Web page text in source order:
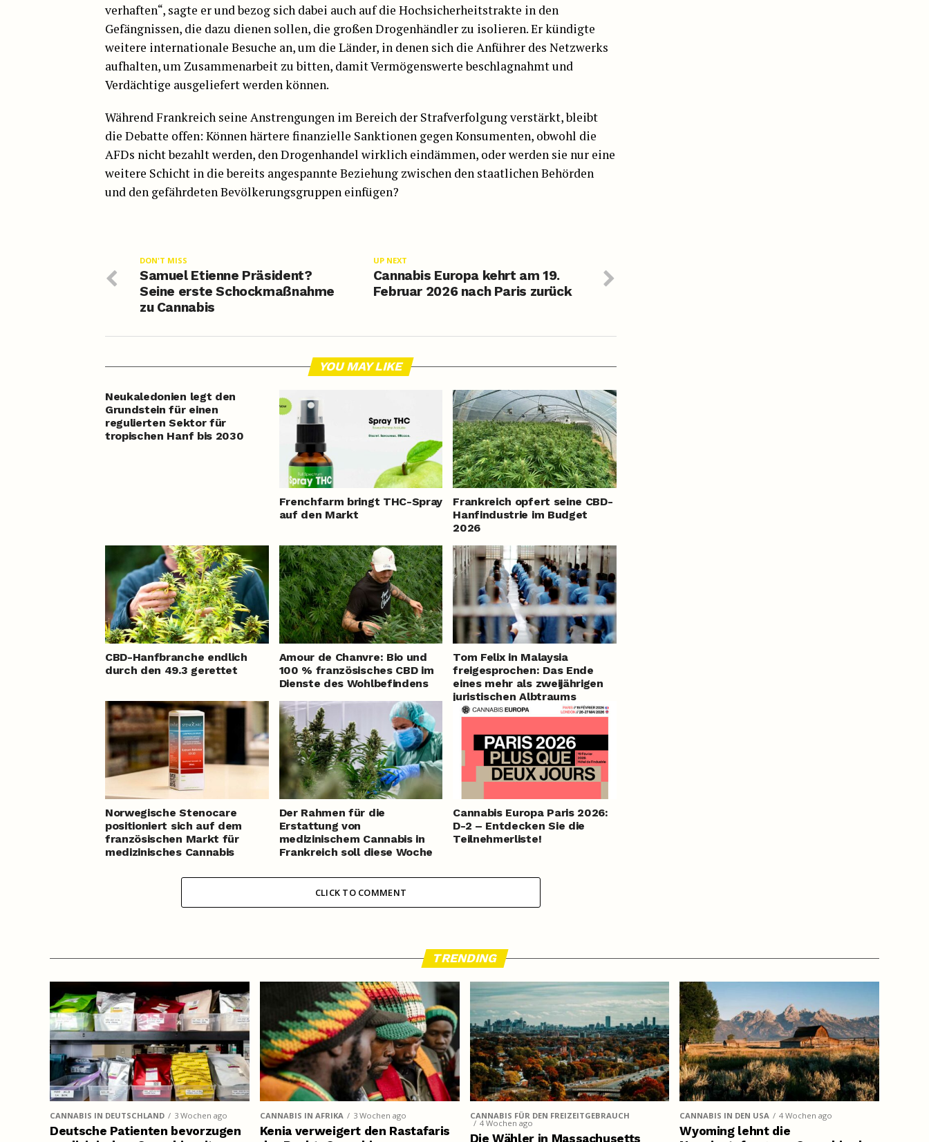
verhaften“, sagte er und bezog sich dabei auch auf die Hochsicherheitstrakte in den
Gefängnissen, die dazu dienen sollen, die großen Drogenhändler zu isolieren. Er kündigte
weitere internationale Besuche an, um die Länder, in denen sich die Anführer des Netzwerks
aufhalten, um Zusammenarbeit zu bitten, damit Vermögenswerte beschlagnahmt und
Verdächtige ausgeliefert werden können.
Während Frankreich seine Anstrengungen im Bereich der Strafverfolgung verstärkt, bleibt
die Debatte offen: Können härtere finanzielle Sanktionen gegen Konsumenten, obwohl die
AFDs nicht bezahlt werden, den Drogenhandel wirklich eindämmen, oder werden sie nur eine
weitere Schicht in die bereits angespannte Beziehung zwischen den staatlichen Behörden
und den gefährdeten Bevölkerungsgruppen einfügen?
UP NEXT
Cannabis Europa kehrt am 19.
Februar 2026 nach Paris zurück
DON'T MISS
Samuel Etienne Präsident?
Seine erste Schockmaßnahme
zu Cannabis
YOU MAY LIKE
Neukaledonien legt den
Grundstein für einen
regulierten Sektor für
tropischen Hanf bis 2030
Frenchfarm bringt THC-Spray
auf den Markt
Frankreich opfert seine CBD-
Hanfindustrie im Budget
2026
CBD-Hanfbranche endlich
durch den 49.3 gerettet
Amour de Chanvre: Bio und
100 % französisches CBD im
Dienste des Wohlbefindens
Tom Felix in Malaysia
freigesprochen: Das Ende
eines mehr als zweijährigen
juristischen Albtraums
Norwegische Stenocare
positioniert sich auf dem
französischen Markt für
medizinisches Cannabis
Der Rahmen für die
Erstattung von
medizinischem Cannabis in
Frankreich soll diese Woche
Cannabis Europa Paris 2026:
D-2 – Entdecken Sie die
Teilnehmerliste!
CLICK TO COMMENT
TRENDING
CANNABIS IN DEUTSCHLAND 3 Wochen ago
Deutsche Patienten bevorzugen
CANNABIS IN AFRIKA 3 Wochen ago
Kenia verweigert den Rastafaris
CANNABIS FÜR DEN FREIZEITGEBRAUCH
4 Wochen ago
Die Wähler in Massachusetts
CANNABIS IN DEN USA 4 Wochen ago
Wyoming lehnt die